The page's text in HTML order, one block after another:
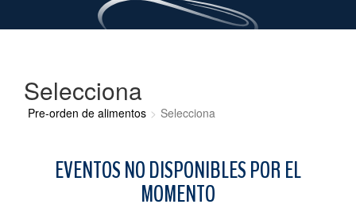
Selecciona
Pre-orden de alimentos Selecciona
EVENTOS NO DISPONIBLES POR EL
MOMENTO